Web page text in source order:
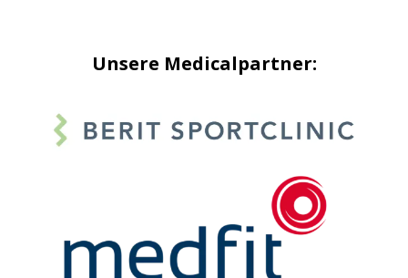
Unsere Medicalpartner: